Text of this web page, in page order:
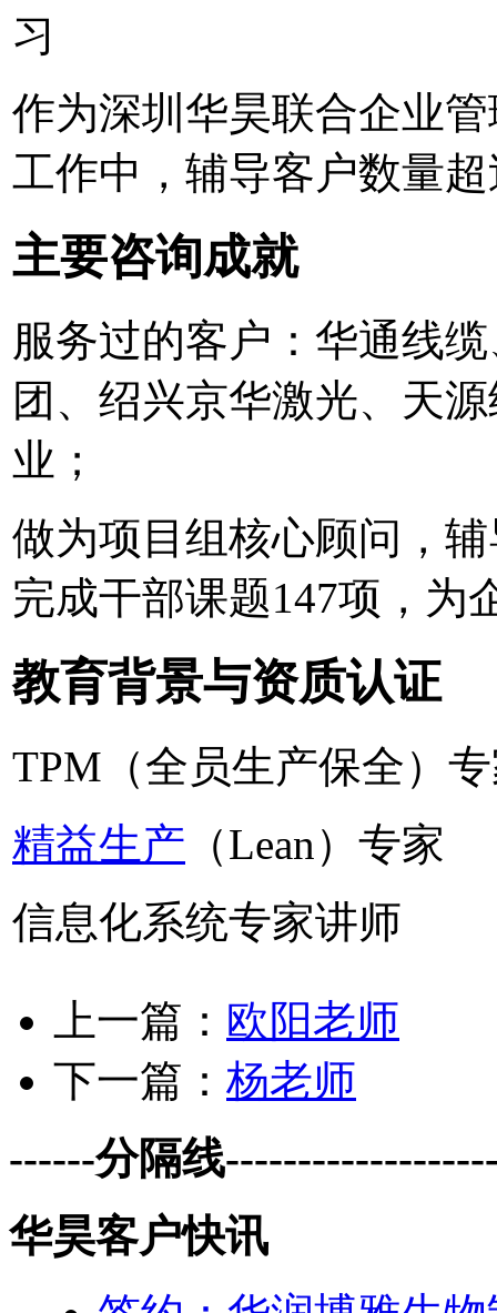
习
作为深圳华昊联合企业
工作中，辅导客户数量
主要咨询成就
服务过的客户：华通线
团、绍兴京华激光、天
业；
做为项目组核心顾问，
完成干部课题147项，为
教育背景与资质认证
TPM（全员生产保全）
精益生产 （Lean）专家
信息化系统专家讲师
上一篇： 欧阳老师
下一篇： 杨老师
------分隔线
华昊客户快讯